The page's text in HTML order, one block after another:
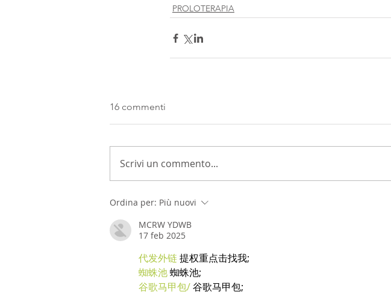
PROLOTERAPIA
16 commenti
Scrivi un commento...
Ordina per: Più nuovi
MCRW YDWB
17 feb 2025
代发外链 提权重点击找我;
蜘蛛池 蜘蛛池;
谷歌马甲包/ 谷歌马甲包;